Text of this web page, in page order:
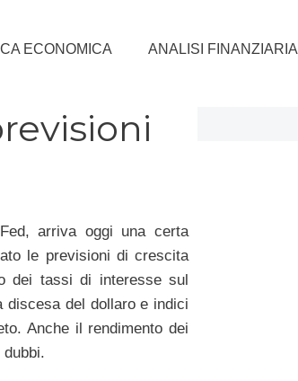
ECONOMICA ANALISI FINANZIARIA
arriva oggi una certa
le previsioni di crescita
dei tassi di interesse sul
discesa del dollaro e indici
Anche il rendimento dei